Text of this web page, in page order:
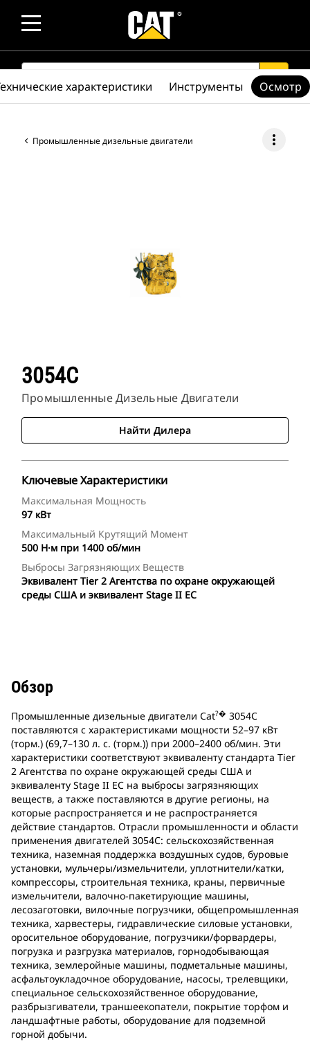
SEARCH search
Промышленные дизельные двигатели more_vert
3054C
Промышленные Дизельные Двигатели
Найти Дилера
Ключевые Характеристики
Максимальная Мощность
97 кВт
Максимальный Крутящий Момент
500 Н·м при 1400 об/мин
Выбросы Загрязняющих Веществ
Эквивалент Tier 2 Агентства по охране окружающей
среды США и эквивалент Stage II ЕС
характеристики Инструменты Осмотр
Обзор
Промышленные дизельные двигатели Cat?� 3054C
поставляются с характеристиками мощности 52–97 кВт
(торм.) (69,7–130 л. с. (торм.)) при 2000–2400 об/мин. Эти
характеристики соответствуют эквиваленту стандарта Tier
2 Агентства по охране окружающей среды США и
эквиваленту Stage II ЕС на выбросы загрязняющих
веществ, а также поставляются в другие регионы, на
которые распространяется и не распространяется
действие стандартов. Отрасли промышленности и области
применения двигателей 3054C: сельскохозяйственная
техника, наземная поддержка воздушных судов, буровые
установки, мульчеры/измельчители, уплотнители/катки,
компрессоры, строительная техника, краны, первичные
измельчители, валочно-пакетирующие машины,
лесозаготовки, вилочные погрузчики, общепромышленная
техника, харвестеры, гидравлические силовые установки,
оросительное оборудование, погрузчики/форвардеры,
погрузка и разгрузка материалов, горнодобывающая
техника, землеройные машины, подметальные машины,
асфальтоукладочное оборудование, насосы, трелевщики,
специальное сельскохозяйственное оборудование,
разбрызгиватели, траншеекопатели, покрытие торфом и
ландшафтные работы, оборудование для подземной
горной добычи.